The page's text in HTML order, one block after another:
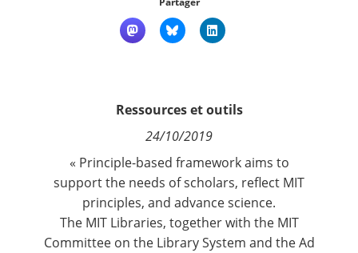
Nous suivre
Ressources et outils
24/10/2019
« Principle-based framework aims to
support the needs of scholars, reflect MIT
principles, and advance science.
The MIT Libraries, together with the MIT
Committee on the Library System and the Ad